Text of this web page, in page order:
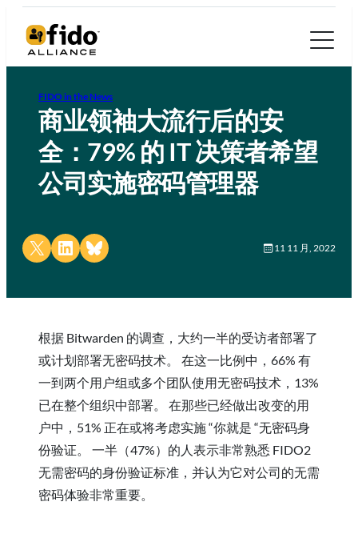
FIDO in the News
商业领袖大流行后的安
全：79% 的 IT 决策者希望
公司实施密码管理器
Share on X Share on LinkedIn
Share on Bluesky 11 11 月, 2022
根据 Bitwarden 的调查，大约一半的受访者部署了
或计划部署无密码技术。 在这一比例中，66% 有
一到两个用户组或多个团队使用无密码技术，13%
已在整个组织中部署。 在那些已经做出改变的用
户中，51% 正在或将考虑实施 “你就是 “无密码身
份验证。 一半（47%）的人表示非常熟悉 FIDO2
无需密码的身份验证标准，并认为它对公司的无需
密码体验非常重要。